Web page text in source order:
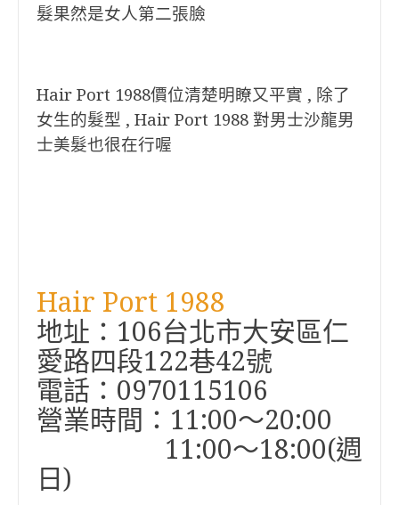
髮果然是女人第二張臉
Hair Port 1988價位清楚明瞭又平實 , 除了
女生的髮型 , Hair Port 1988 對男士沙龍男
士美髮也很在行喔
Hair Port 1988
地址：106台北市大安區仁
愛路四段122巷42號
電話：0970115106
營業時間：11:00～20:00
11:00～18:00(週
日)